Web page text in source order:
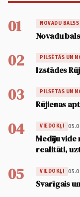
01 NOVADU
Novadu
02 PILSĒTĀS UN
Izstādes
03 PILSĒTĀS UN
Rūjienas
04 VIEDOKĻI
Mediju
realitāti,
05 VIEDOKĻI
Svarīgais